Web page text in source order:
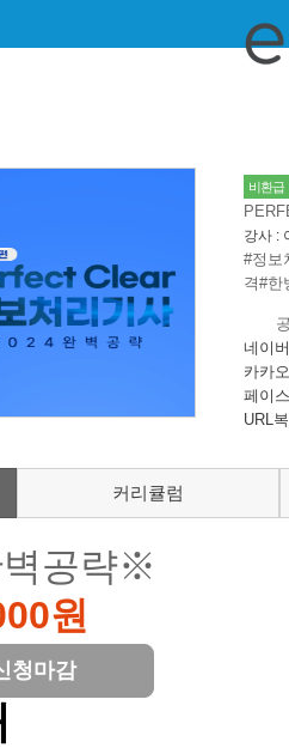
비환급
강사 :
#정보
격#한
네이
카카
페이
URL
커리큘럼
공략※
원
청마감